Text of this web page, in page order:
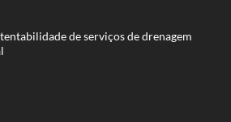
de serviços de drenagem